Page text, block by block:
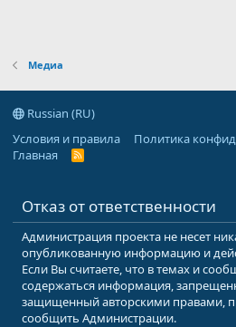
Медиа
Russian (RU)
Условия и правила
Политика
Главная
R
Отказ от ответственности
Администрация проекта не несет
опубликованную информацию и
Если Вы считаете, что в темах и
содержаться информация,
защищенный авторскими правами,
сообщить Администрации.